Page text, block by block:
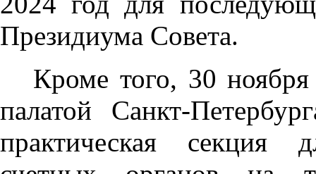
Президиума Совета.
Кроме того, 30
палатой Санкт-
практическая секция